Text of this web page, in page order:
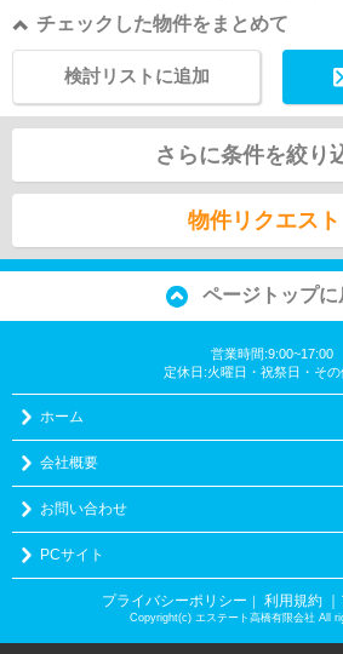
チェックした物件をまとめて
検討リストに追加
さらに条件を絞り
物件リクエスト
ページトップに
営業時間:9:00~17:00
定休日:火曜日・祝祭日・その
ホーム
会社概要
お問い合わせ
PCサイト
プライバシーポリシー ｜ 利用規約
Copyright(c) エステート高橋有限会社 All